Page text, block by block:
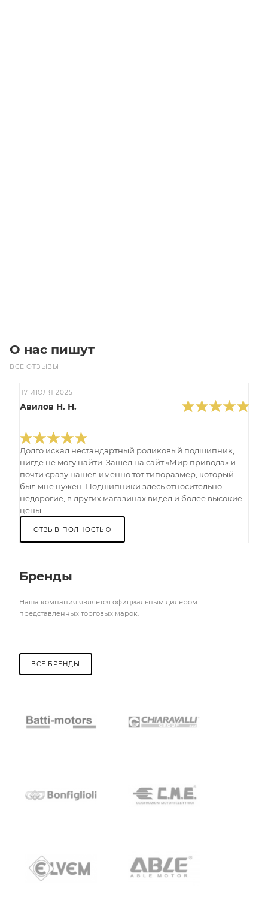
О нас пишут
ВСЕ ОТЗЫВЫ
17 ИЮЛЯ 2025
Авилов Н. Н.
Долго искал нестандартный роликовый подшипник,
нигде не могу найти. Зашел на сайт «Мир привода» и
почти сразу нашел именно тот типоразмер, который
был мне нужен. Подшипники здесь относительно
недорогие, в других магазинах видел и более высокие
цены. ...
ОТЗЫВ ПОЛНОСТЬЮ
Бренды
Наша компания является официальным дилером
представленных торговых марок.
ВСЕ БРЕНДЫ